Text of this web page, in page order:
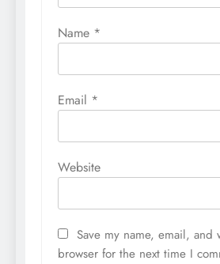
Name *
Email *
Website
Save my name, email, and
browser for the next time I